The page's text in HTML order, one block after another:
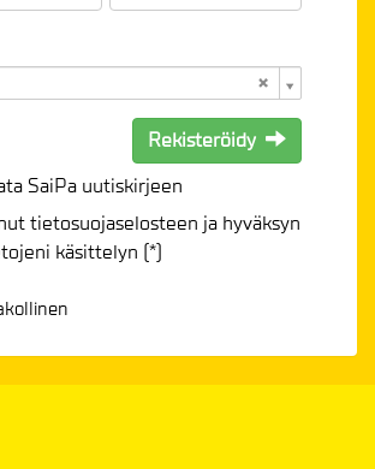
Rekisteröidy
SaiPa uutiskirjeen
tietosuojaselosteen ja hyväksyn
käsittelyn (*)